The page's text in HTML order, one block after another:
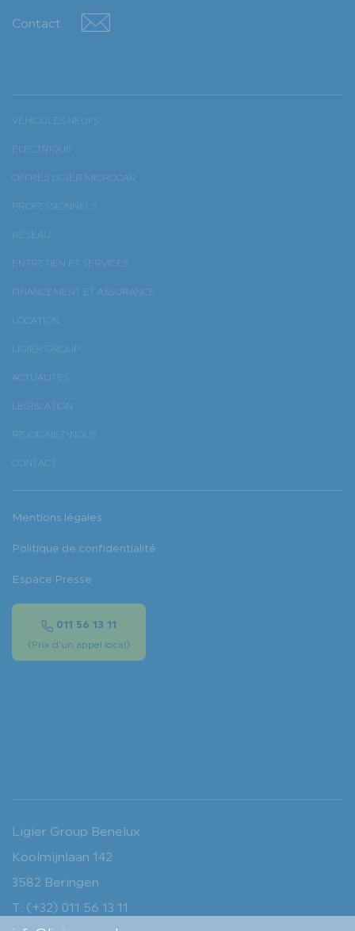
Contact
VÉHICULES NEUFS
ÉLECTRIQUE
OFFRES LIGIER MICROCAR
PROFESSIONNELS
RÉSEAU
ENTRETIEN ET SERVICES
FINANCEMENT ET ASSURANCE
LOCATION
LIGIER GROUP
ACTUALITÉS
LEGISLATION
REJOIGNEZ-NOUS
CONTACT
Mentions légales
Politique de confidentialité
Espace Presse
011 56 13 11
(Prix d'un appel local)
Ligier Group Benelux
Koolmijnlaan 142
3582 Beringen
T. (+32) 011 56 13 11